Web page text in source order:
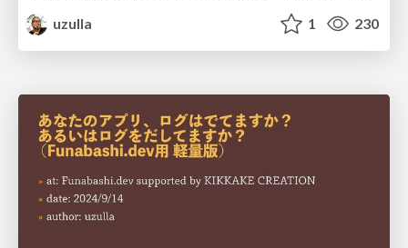
uzulla
1 230